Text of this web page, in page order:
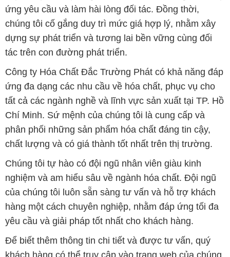
ứng yêu cầu và làm hài lòng đối tác. Đồng thời,
chúng tôi cố gắng duy trì mức giá hợp lý, nhằm xây
dựng sự phát triển và tương lai bền vững cùng đối
tác trên con đường phát triển.
Công ty Hóa Chất Đắc Trường Phát có khả năng đáp
ứng đa dạng các nhu cầu về hóa chất, phục vụ cho
tất cả các ngành nghề và lĩnh vực sản xuất tại TP. Hồ
Chí Minh. Sứ mệnh của chúng tôi là cung cấp và
phân phối những sản phẩm hóa chất đáng tin cậy,
chất lượng và có giá thành tốt nhất trên thị trường.
Chúng tôi tự hào có đội ngũ nhân viên giàu kinh
nghiệm và am hiểu sâu về ngành hóa chất. Đội ngũ
của chúng tôi luôn sẵn sàng tư vấn và hỗ trợ khách
hàng một cách chuyên nghiệp, nhằm đáp ứng tối đa
yêu cầu và giải pháp tốt nhất cho khách hàng.
Để biết thêm thông tin chi tiết và được tư vấn, quý
khách hàng có thể truy cập vào trang web của chúng